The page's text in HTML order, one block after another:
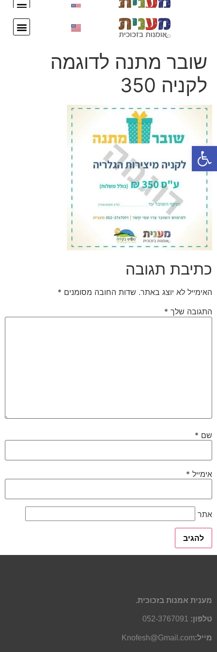
שובר מתנה לדוגמה
לקניה 350
כתיבת תגובה
האימייל לא יוצג באתר. שדות החובה מסומנים *
התגובה שלך *
שם *
אימייל *
אתר
מענית אמנות בזכוכית.
טלפון: 052-3767091
מייל:Knofesh@Gmail.com
פתח סרגל נגישות